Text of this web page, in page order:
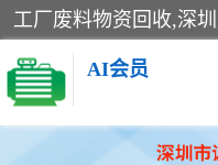
AI会员